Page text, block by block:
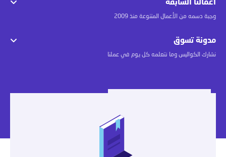
أعمالنا السابقة
وجبة دسمه من الأعمال المتنوعة منذ 2009
مدونة تسوق
نشارك الكواليس وما نتعلمه كل يوم في عملنا